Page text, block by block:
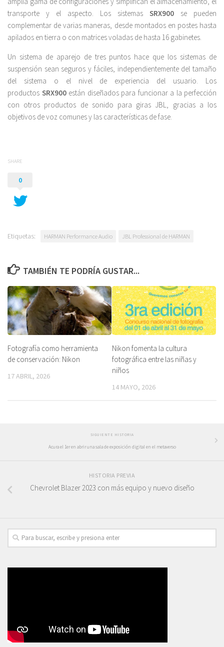
transporte y el aspecto. Los sistemas SRX900 se pueden
complementar de varias maneras, desde montados en postes hasta
apilados en tierra o con matrices voladas de hasta 16 gabinetes.
Un sistema de aparejo de tres puntos hace que los sistemas de
suspensión sean seguros y fáciles, independientemente del tamaño
del sistema o el nivel de experiencia del usuario. Los
productos SRX900están diseñados para funcionar a la perfección
con otros productos de sonido para giras JBL, gracias a los
objetivos de voz comunes y las características de fase.
SHARE
0
Etiquetas: HARMAN Performance Audio JBL Professional de HARMAN
TAMBIÉN TE PODRÍA GUSTAR...
Fotografía como herramienta
de conservación: Nikon
17 ABRIL, 2026
Nikon fomenta la cultura
fotográfica entre las niñas y
niños
14 MAYO, 2026
SIGUIENTE HISTORIA
Acura el 1er en abrir una sala de exposición digital en el metaverso
HISTORIA PREVIA
Chevrolet Blazer 2023 con más equipo y nuevo diseño